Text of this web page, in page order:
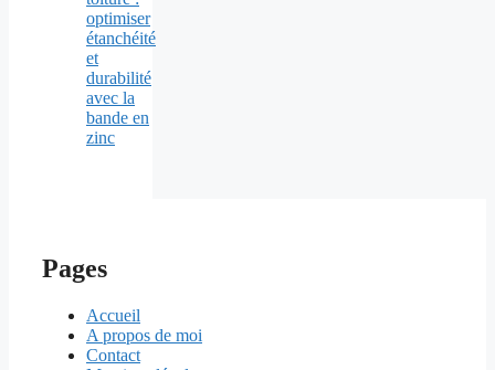
Pages
Accueil
A propos de moi
Contact